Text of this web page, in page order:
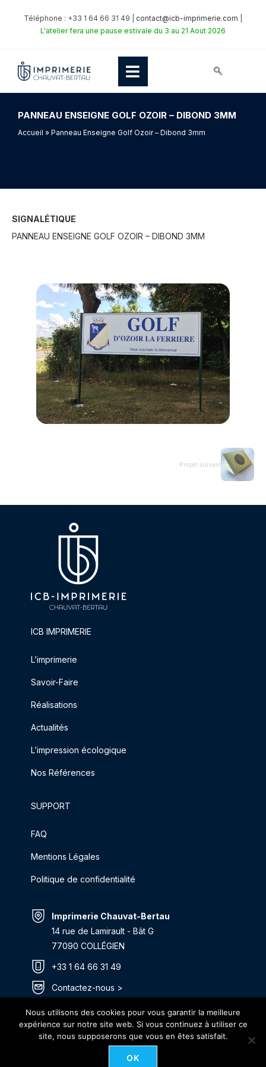
Téléphone : +33 1 64 66 31 49 | contact@icb-imprimerie.com
L'atelier fera une pause estivale du 3 au 21 Aout 2026
PANNEAU ENSEIGNE GOLF OZOIR – DIBOND 3MM
Accueil » Panneau Enseigne Golf Ozoir – Dibond 3mm
SIGNALÉTIQUE
PANNEAU ENSEIGNE GOLF OZOIR – DIBOND 3MM
Projet suivant
ICB IMPRIMERIE
L’imprimerie
Savoir-Faire
Réalisations
Actualités
L’impression écologique
Nos Références
SUPPORT
FAQ
Mentions Légales
Politique de confidentialité
Imprimerie Chauvat-Bertau
14 rue de Lamirault - Bât G
77090 COLLÉGIEN
+33 1 64 66 31 49
Contactez-nous >
Itinéraire >
Nous utilisons des cookies pour vous garantir la meilleure
expérience sur notre site web. Si vous continuez à utiliser ce
site, nous supposerons que vous en êtes satisfait.
OK